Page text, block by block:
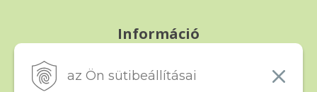
az Ön sütibeállításai
Információ
Panasz, árucsere és visszáru